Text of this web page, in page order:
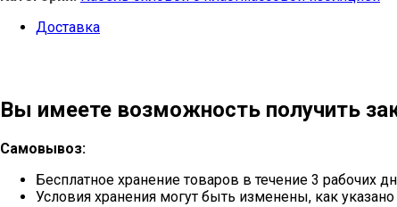
Доставка
Вы имеете возможность получить
Самовывоз:
Бесплатное хранение товаров в течение 3 рабочих
Условия хранения могут быть изменены, как